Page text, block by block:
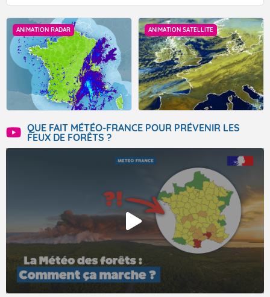
ANIMATION RADAR ANIMATION SATELLITE
QUE FAIT MÉTÉO-FRANCE POUR PRÉVENIR LES
FEUX DE FORÊTS ?